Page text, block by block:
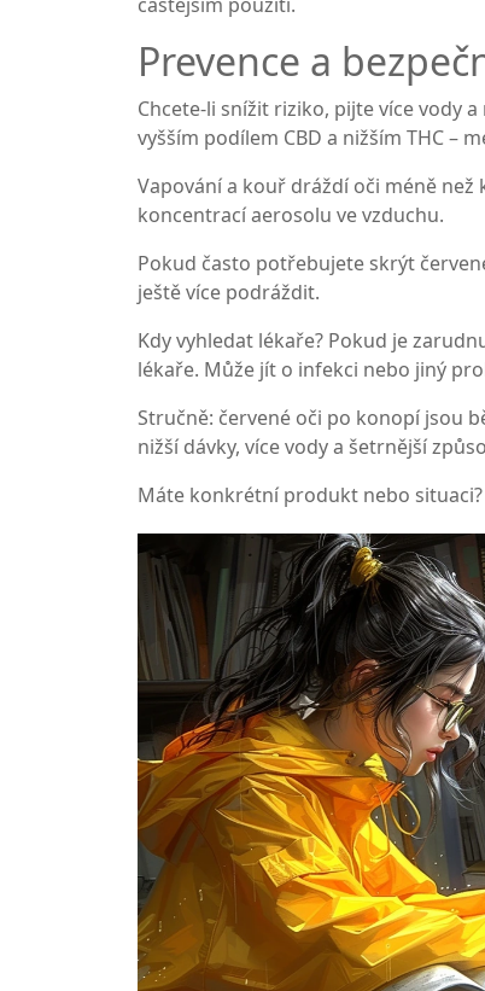
Prevence a
Chcete-li snížit riziko, pijte více vody
vyšším podílem CBD a nižším THC –
Vapování a kouř dráždí oči méně
koncentrací aerosolu ve vzduchu.
Pokud často potřebujete skrýt
ještě více podráždit.
Kdy vyhledat lékaře? Pokud je
lékaře. Může jít o infekci nebo jiný
Stručně: červené oči po konopí jsou
nižší dávky, více vody a šetrnější
Máte konkrétní produkt nebo